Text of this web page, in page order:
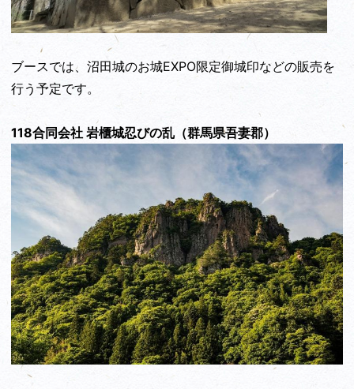
ブースでは、沼田城のお城EXPO限定御城印などの販売を
行う予定です。
118合同会社 岩櫃城忍びの乱（群馬県吾妻郡）